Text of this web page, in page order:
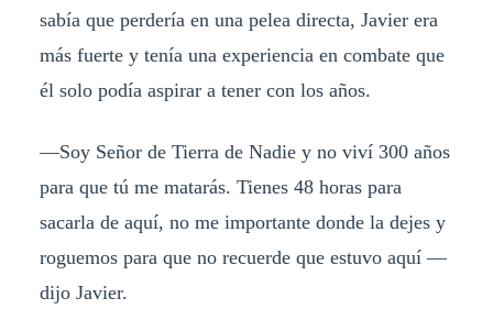
sabía que perdería en una pelea directa, Javier era
más fuerte y tenía una experiencia en combate que
él solo podía aspirar a tener con los años.
—Soy Señor de Tierra de Nadie y no viví 300 años
para que tú me matarás. Tienes 48 horas para
sacarla de aquí, no me importante donde la dejes y
roguemos para que no recuerde que estuvo aquí —
dijo Javier.